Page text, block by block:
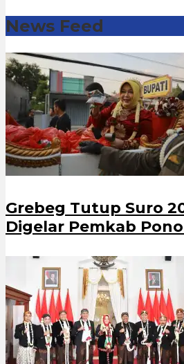
News Feed
Grebeg Tutup Suro
Digelar Pemkab